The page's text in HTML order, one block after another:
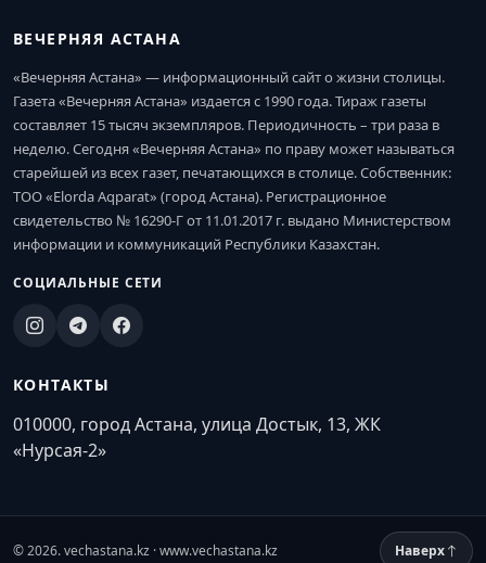
ВЕЧЕРНЯЯ АСТАНА
«Вечерняя Астана» — информационный сайт о жизни столицы.
Газета «Вечерняя Астана» издается с 1990 года. Тираж газеты
составляет 15 тысяч экземпляров. Периодичность – три раза в
неделю. Сегодня «Вечерняя Астана» по праву может называться
старейшей из всех газет, печатающихся в столице. Собственник:
ТОО «Elorda Aqparat» (город Астана). Регистрационное
свидетельство № 16290-Г от 11.01.2017 г. выдано Министерством
информации и коммуникаций Республики Казахстан.
СОЦИАЛЬНЫЕ СЕТИ
КОНТАКТЫ
010000, город Астана, улица Достык, 13, ЖК
«Нурсая-2»
© 2026. vechastana.kz · www.vechastana.kz Наверх